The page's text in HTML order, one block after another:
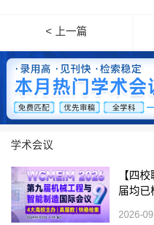
< 上一篇
学术会议
【四
届均已
2026-